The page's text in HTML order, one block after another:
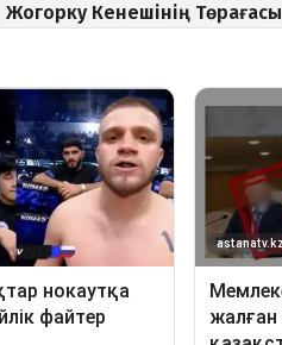
Жогорку Кенешінің Төрағасы